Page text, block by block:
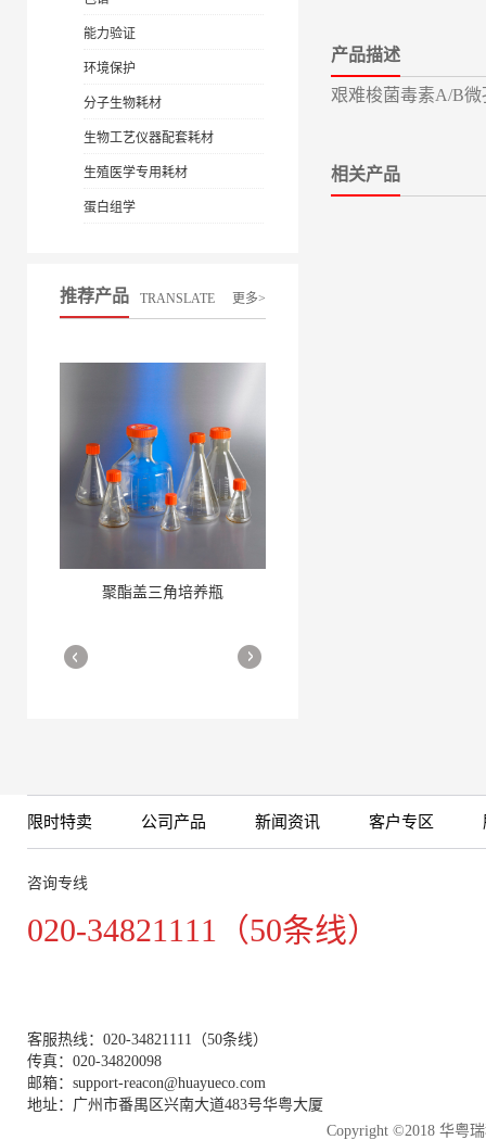
能力验证
环境保护
分子生物耗材
生物工艺仪器配套耗材
生殖医学专用耗材
蛋白组学
推荐产品 TRANSLATE 更多>
聚酯盖三角培养瓶
细胞培养瓶
More
产品描述
艰难梭菌毒素A/B微
相关产品
限时特卖 公司产品 新闻资讯 客户专区
咨询专线
020-34821111（50条线）
客服热线：020-34821111（50条线）
传真：020-34820098
邮箱：support-reacon@huayueco.com
地址：广州市番禺区兴南大道483号华粤大厦
Copyright ©2018 华粤